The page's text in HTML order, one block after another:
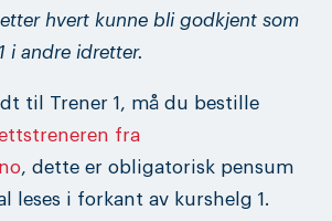
etter hvert kunne bli godkjent som
i andre idretter.
til Trener 1, må du bestille
fra
, dette er obligatorisk pensum
leses i forkant av kurshelg 1.